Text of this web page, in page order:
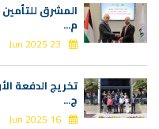
المشرق
م...
23 Jun 2025
تخريج الدفعة
ج...
16 Jun 2025